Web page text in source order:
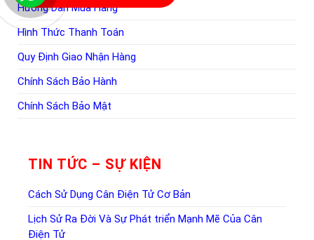
Hướng Dẫn Mua Hàng
Hình Thức Thanh Toán
Quy Định Giao Nhận Hàng
Chính Sách Bảo Hành
Chính Sách Bảo Mật
TIN TỨC – SỰ KIỆN
Cách Sử Dụng Cân Điện Tử Cơ Bản
Lịch Sử Ra Đời Và Sự Phát triển Mạnh Mẽ Của Cân
Điện Tử